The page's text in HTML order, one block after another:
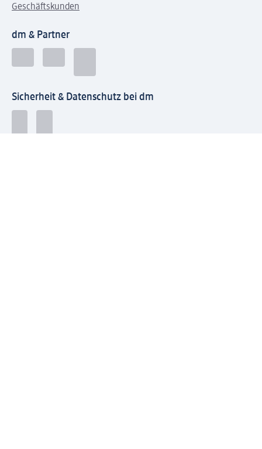
Geschäftskunden
dm & Partner
Sicherheit & Datenschutz bei dm